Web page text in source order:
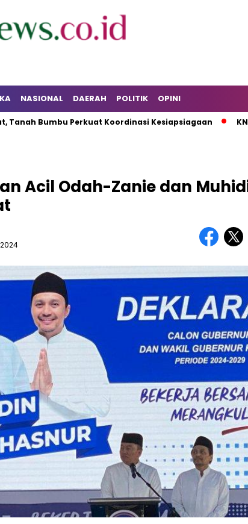
NASIONAL DAERAH POLITIK OPINI
Perkuat Koordinasi Kesiapsiagaan KNPI
Acil Odah-Zanie dan